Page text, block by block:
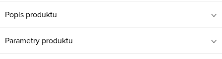
Popis produktu
Parametry produktu